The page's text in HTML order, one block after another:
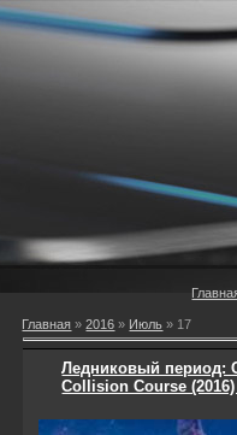
Главная »2016 » Июль » 17
Ледниковый период:
Collision Course